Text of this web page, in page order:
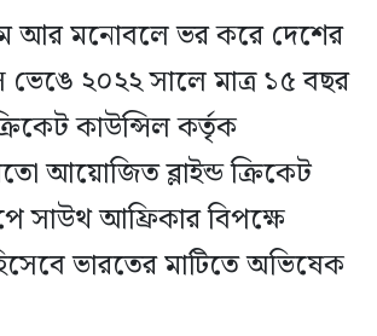
আর মনোবলে ভর করে দেশের
ভেঙে ২০২২ সালে মাত্র ১৫ বছর
কাউন্সিল কর্তৃক
আয়োজিত ব্লাইন্ড ক্রিকেট
সাউথ আফ্রিকার বিপক্ষে
ভারতের মাটিতে অভিষেক